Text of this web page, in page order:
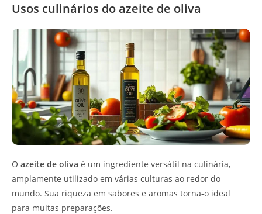
Usos culinários do azeite de oliva
O azeite de oliva é um ingrediente versátil na culinária,
amplamente utilizado em várias culturas ao redor do
mundo. Sua riqueza em sabores e aromas torna-o ideal
para muitas preparações.